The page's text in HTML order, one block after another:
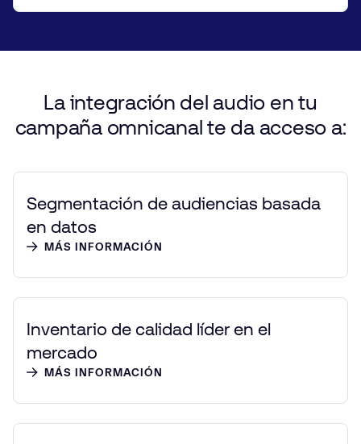
La integración del audio en tu
campaña omnicanal te da acceso a:
Segmentación de audiencias basada
en datos
MÁS INFORMACIÓN
Inventario de calidad líder en el
mercado
MÁS INFORMACIÓN